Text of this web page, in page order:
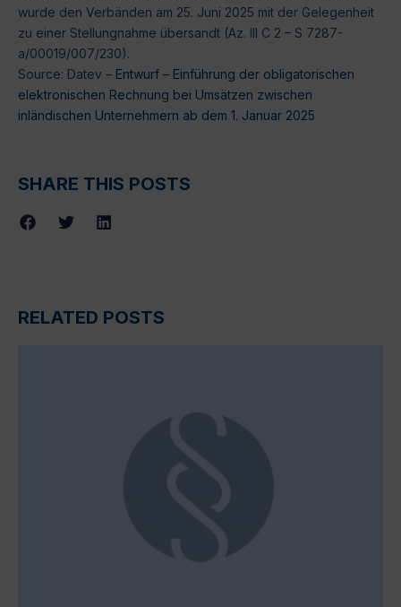
wurde den Verbänden am 25. Juni 2025 mit der Gelegenheit
zu einer Stellungnahme übersandt (Az. III C 2 – S 7287-
a/00019/007/230).
Source: Datev – Entwurf – Einführung der obligatorischen
elektronischen Rechnung bei Umsätzen zwischen
inländischen Unternehmern ab dem 1. Januar 2025
SHARE THIS POSTS
RELATED POSTS